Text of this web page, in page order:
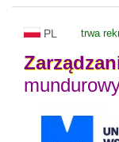
PL trwa